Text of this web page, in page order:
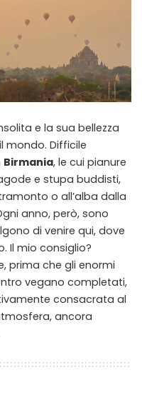
e la sua bellezza
mondo. Difficile
Birmania, le cui pianure
e stupa buddisti,
o all’alba dalla
anno, però, sono
di venire qui, dove
Il mio consiglio?
prima che gli enormi
vegano completati,
consacrata al
ancora